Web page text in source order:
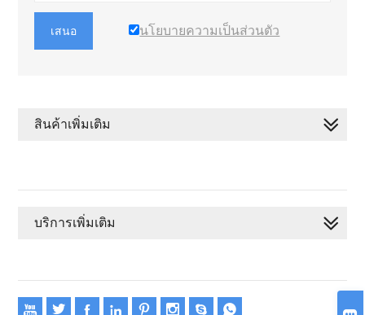
เสนอ นโยบายความเป็นส่วนตัว
สินค้าเพิ่มเติม
บริการเพิ่มเติม
       